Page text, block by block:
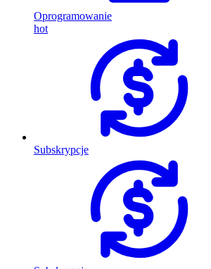
Oprogramowanie
hot
Subskrypcje